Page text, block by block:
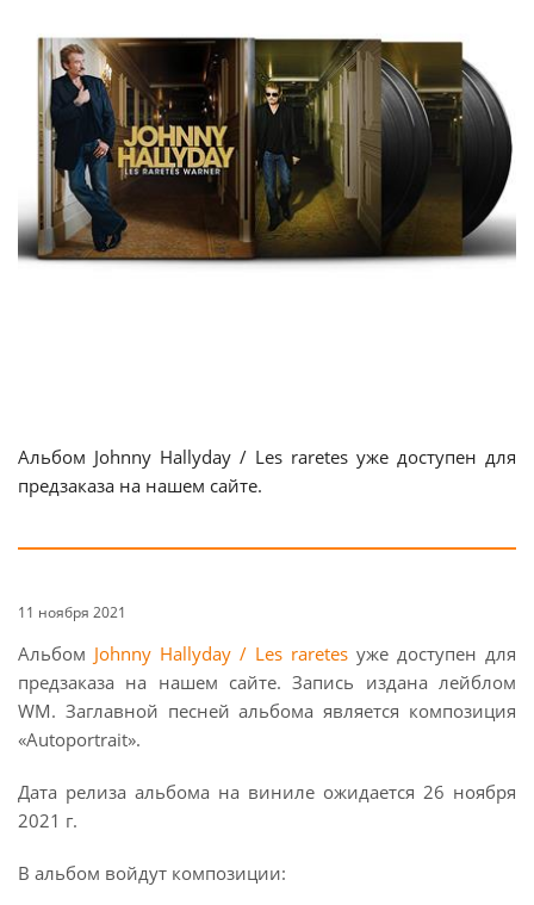
Альбом Johnny Hallyday / Les raretes уже доступен для
предзаказа на нашем сайте.
11 ноября 2021
Альбом Johnny Hallyday / Les raretes уже доступен для
предзаказа на нашем сайте. Запись издана лейблом
WM. Заглавной песней альбома является композиция
«Autoportrait».
Дата релиза альбома на виниле ожидается 26 ноября
2021 г.
В альбом войдут композиции: